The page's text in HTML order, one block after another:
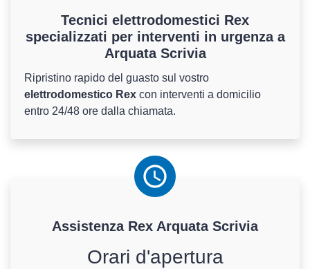
Tecnici elettrodomestici Rex
specializzati per interventi in urgenza a
Arquata Scrivia
Ripristino rapido del guasto sul vostro
elettrodomestico Rex con interventi a domicilio
entro 24/48 ore dalla chiamata.
Assistenza Rex Arquata Scrivia
Orari d'apertura